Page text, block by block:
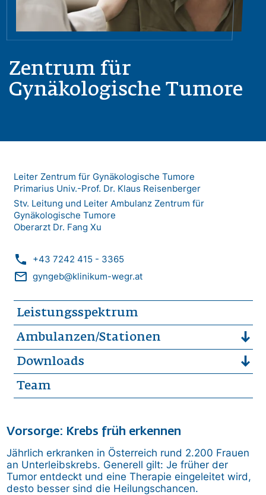
Zentrum für
Gynäkologische Tumore
Leiter Zentrum für Gynäkologische Tumore
Primarius Univ.-Prof. Dr. Klaus Reisenberger
Stv. Leitung und Leiter Ambulanz Zentrum für
Gynäkologische Tumore
Oberarzt Dr. Fang Xu
phone +43 7242 415 - 3365
mail_outline gyngeb@klinikum-wegr.at
Leistungsspektrum
Ambulanzen/Stationen
Downloads
Team
Vorsorge: Krebs früh erkennen
Jährlich erkranken in Österreich rund 2.200 Frauen
an Unterleibskrebs. Generell gilt: Je früher der
Tumor entdeckt und eine Therapie eingeleitet wird,
desto besser sind die Heilungschancen.